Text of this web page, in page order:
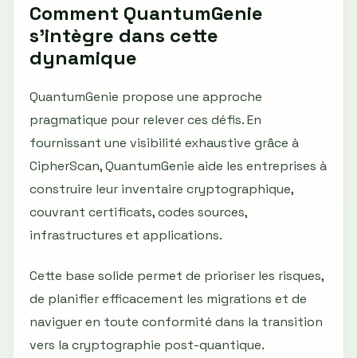
Comment QuantumGenie
s'intègre dans cette
dynamique
QuantumGenie propose une approche
pragmatique pour relever ces défis. En
fournissant une visibilité exhaustive grâce à
CipherScan, QuantumGenie aide les entreprises à
construire leur inventaire cryptographique,
couvrant certificats, codes sources,
infrastructures et applications.
Cette base solide permet de prioriser les risques,
de planifier efficacement les migrations et de
naviguer en toute conformité dans la transition
vers la cryptographie post-quantique.